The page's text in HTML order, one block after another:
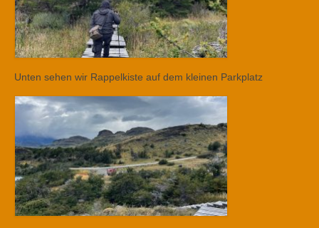
Unten sehen wir Rappelkiste auf dem kleinen Parkplatz